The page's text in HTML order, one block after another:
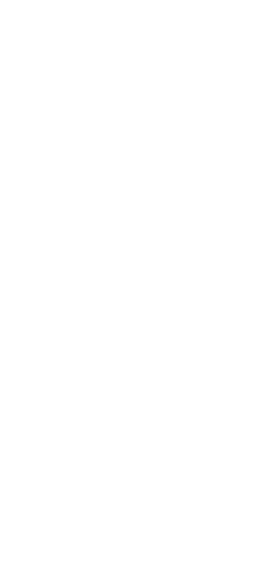
3 z 5 hvězdiček.